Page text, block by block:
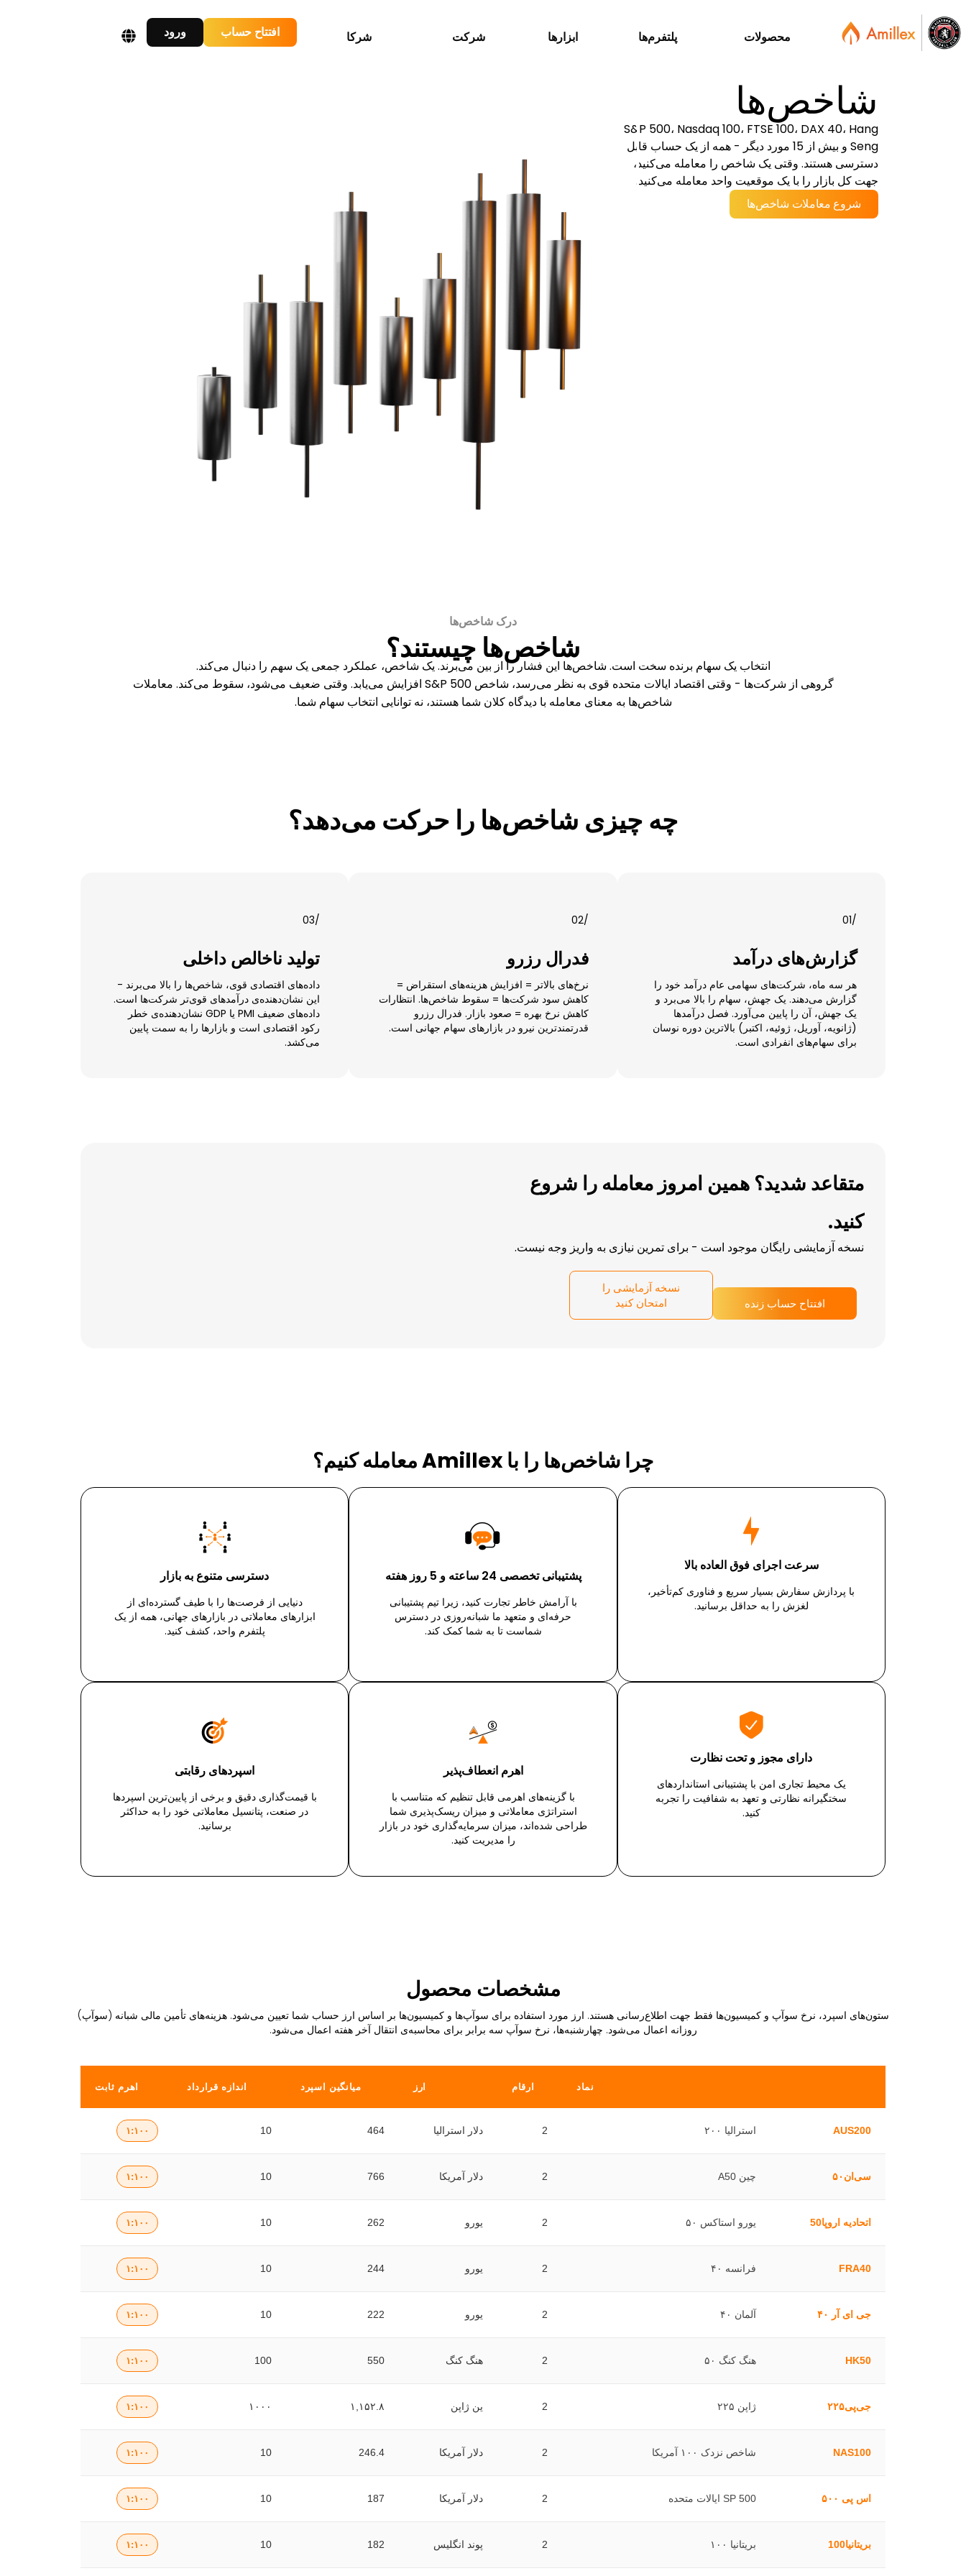
محصولات پلتفرم‌ها ابزارها شرکت شرکا افتتاح حساب ورود
شاخص‌ها
S&P 500، Nasdaq 100، FTSE 100، DAX 40، Hang
Seng و بیش از 15 مورد دیگر - همه از یک حساب قابل
دسترسی هستند. وقتی یک شاخص را معامله می‌کنید،
جهت کل بازار را با یک موقعیت واحد معامله می‌کنید.
شروع معاملات شاخص‌ها
درک شاخص‌ها
شاخص‌ها چیستند؟
انتخاب یک سهام برنده سخت است. شاخص‌ها این فشار را از بین می‌برند. یک شاخص، عملکرد جمعی یک سهم را دنبال می‌کند.
گروهی از شرکت‌ها - وقتی اقتصاد ایالات متحده قوی به نظر می‌رسد، شاخص S&P 500 افزایش می‌یابد. وقتی ضعیف می‌شود، سقوط می‌کند. معاملات
شاخص‌ها به معنای معامله با دیدگاه کلان شما هستند، نه توانایی انتخاب سهام شما.
چه چیزی شاخص‌ها را حرکت می‌دهد؟
/01
گزارش‌های درآمد
هر سه ماه، شرکت‌های سهامی عام درآمد خود را
گزارش می‌دهند. یک جهش، سهام را بالا می‌برد و
یک جهش، آن را پایین می‌آورد. فصل درآمدها
(ژانویه، آوریل، ژوئیه، اکتبر) بالاترین دوره نوسان
برای سهام‌های انفرادی است.
/02
فدرال رزرو
نرخ‌های بالاتر = افزایش هزینه‌های استقراض =
کاهش سود شرکت‌ها = سقوط شاخص‌ها. انتظارات
کاهش نرخ بهره = صعود بازار. فدرال رزرو
قدرتمندترین نیرو در بازارهای سهام جهانی است.
/03
تولید ناخالص داخلی
داده‌های اقتصادی قوی، شاخص‌ها را بالا می‌برند -
این نشان‌دهنده‌ی درآمدهای قوی‌تر شرکت‌ها است.
داده‌های ضعیف PMI یا GDP نشان‌دهنده‌ی خطر
رکود اقتصادی است و بازارها را به سمت پایین
می‌کشد.
متقاعد شدید؟ همین امروز معامله را شروع
کنید.
نسخه آزمایشی رایگان موجود است - برای تمرین نیازی به واریز وجه نیست.
افتتاح حساب زنده
نسخه آزمایشی را
امتحان کنید
چرا شاخص‌ها را با Amillex معامله کنیم؟
سرعت اجرای فوق العاده بالا
با پردازش سفارش بسیار سریع و فناوری کم‌تأخیر،
لغزش را به حداقل برسانید.
پشتیبانی تخصصی 24 ساعته و 5 روز هفته
با آرامش خاطر تجارت کنید، زیرا تیم پشتیبانی
حرفه‌ای و متعهد ما شبانه‌روزی در دسترس
شماست تا به شما کمک کند.
دسترسی متنوع به بازار
دنیایی از فرصت‌ها را با طیف گسترده‌ای از
ابزارهای معاملاتی در بازارهای جهانی، همه از یک
پلتفرم واحد، کشف کنید.
دارای مجوز و تحت نظارت
یک محیط تجاری امن با پشتیبانی استانداردهای
سختگیرانه نظارتی و تعهد به شفافیت را تجربه
کنید.
اهرم انعطاف‌پذیر
با گزینه‌های اهرمی قابل تنظیم که متناسب با
استراتژی معاملاتی و میزان ریسک‌پذیری شما
طراحی شده‌اند، میزان سرمایه‌گذاری خود در بازار
را مدیریت کنید.
اسپردهای رقابتی
با قیمت‌گذاری دقیق و برخی از پایین‌ترین اسپردها
در صنعت، پتانسیل معاملاتی خود را به حداکثر
برسانید.
مشخصات محصول
ستون‌های اسپرد، نرخ سوآپ و کمیسیون‌ها فقط جهت اطلاع‌رسانی هستند. ارز مورد استفاده برای سوآپ‌ها و کمیسیون‌ها بر اساس ارز حساب شما تعیین می‌شود. هزینه‌های تأمین مالی شبانه (سوآپ)
روزانه اعمال می‌شود. چهارشنبه‌ها، نرخ سوآپ سه برابر برای محاسبه‌ی انتقال آخر هفته اعمال می‌شود.
نماد ارقام ارز میانگین اسپرد اندازه قرارداد اهرم ثابت
AUS200 استرالیا ۲۰۰ 2 دلار استرالیا 464
10 ۱:۱۰۰
سی‌ان۵۰ چین A50 2 دلار آمریکا 766
10 ۱:۱۰۰
اتحادیه اروپا50 یورو استاکس ۵۰ 2 یورو 262
10 ۱:۱۰۰
FRA40 فرانسه ۴۰ 2 یورو 244
10 ۱:۱۰۰
جی ای آر ۴۰ آلمان ۴۰ 2 یورو 222
10 ۱:۱۰۰
HK50 هنگ کنگ ۵۰ 2 هنگ کنگ 550
100 ۱:۱۰۰
جی‌پی۲۲۵ ژاپن ۲۲۵ 2 ین ژاپن ۱,۱۵۲.۸ ۱۰۰۰ ۱:۱۰۰
NAS100 شاخص نزدک ۱۰۰ آمریکا 2 دلار آمریکا 246.4
10 ۱:۱۰۰
اس پی ۵۰۰ SP 500 ایالات متحده 2 دلار آمریکا 187
10 ۱:۱۰۰
بریتانیا100 بریتانیا ۱۰۰ 2 پوند انگلیس 182
10 ۱:۱۰۰